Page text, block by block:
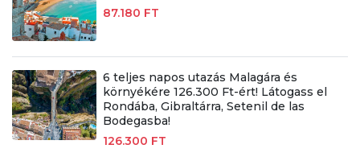
87.180 FT
6 teljes napos utazás Malagára és
környékére 126.300 Ft-ért! Látogass el
Rondába, Gibraltárra, Setenil de las
Bodegasba!
126.300 FT